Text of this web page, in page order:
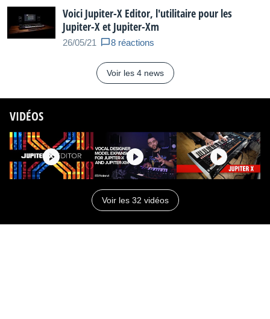
Voici Jupiter-X Editor, l'utilitaire pour les
Jupiter-X et Jupiter-Xm
26/05/21 8 réactions
Voir les 4 news
VIDÉOS
Voir les 32 vidéos